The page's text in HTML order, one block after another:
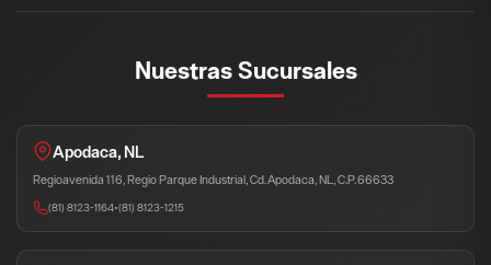
Nuestras Sucursales
Apodaca, NL
Regioavenida 116, Regio Parque Industrial, Cd. Apodaca, NL, C.P. 66633
(81) 8123-1164•(81) 8123-1215